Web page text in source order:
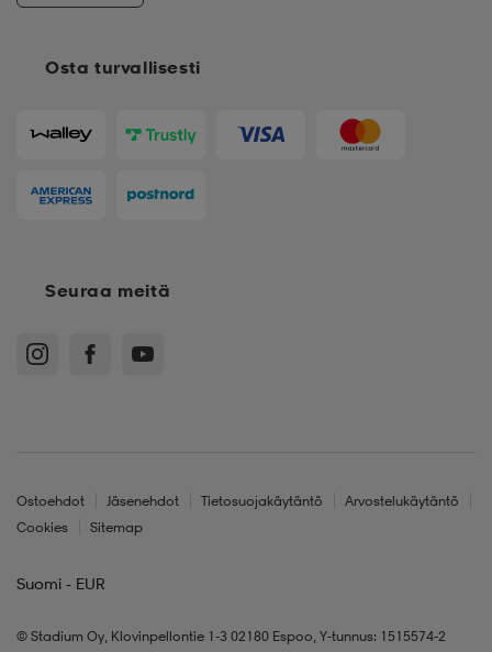
Osta turvallisesti
Seuraa meitä
Ostoehdot Jäsenehdot Tietosuojakäytäntö
Arvostelukäytäntö
Cookies
Sitemap
Suomi - EUR
© Stadium Oy, Klovinpellontie 1-3 02180 Espoo, Y-tunnus: 1515574-2